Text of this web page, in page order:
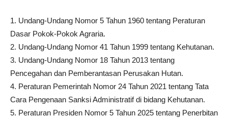
1. Undang-Undang Nomor 5 Tahun 1960 tentang Peraturan
Dasar Pokok-Pokok Agraria.
2. Undang-Undang Nomor 41 Tahun 1999 tentang Kehutanan.
3. Undang-Undang Nomor 18 Tahun 2013 tentang
Pencegahan dan Pemberantasan Perusakan Hutan.
4. Peraturan Pemerintah Nomor 24 Tahun 2021 tentang Tata
Cara Pengenaan Sanksi Administratif di bidang Kehutanan.
5. Peraturan Presiden Nomor 5 Tahun 2025 tentang Penerbitan